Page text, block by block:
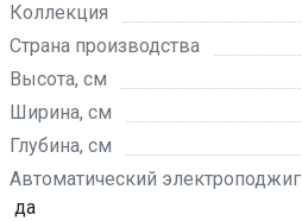
Коллекция
Страна производства
Высота, см
Ширина, см
Глубина, см
Автоматический электроподжиг
да